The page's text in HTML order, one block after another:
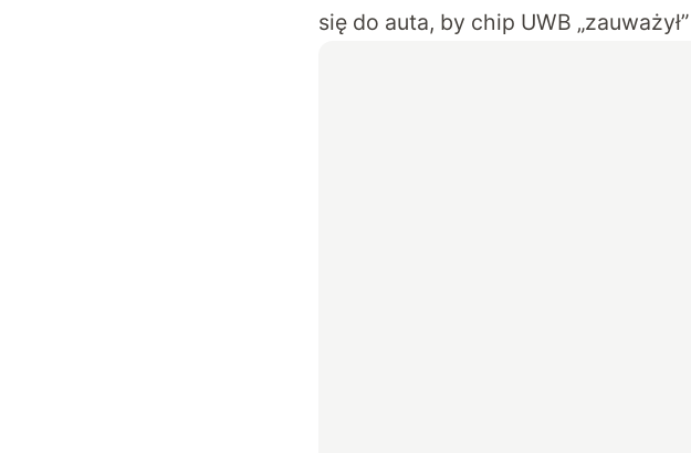
się do auta, by chip UWB